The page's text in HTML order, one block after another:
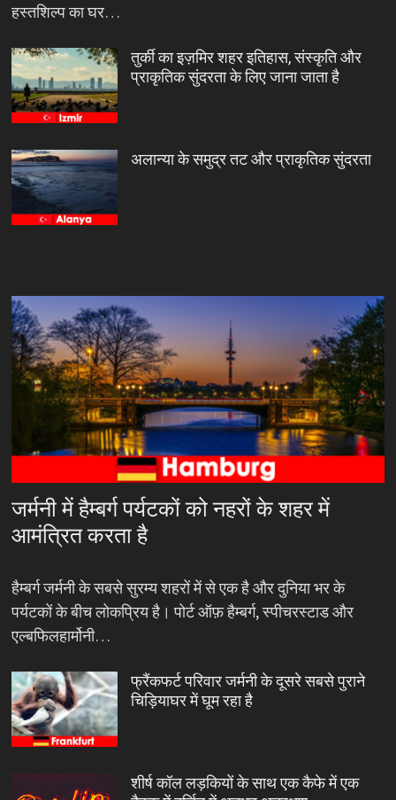
हस्तशिल्प का घर…
तुर्की का इज़मिर शहर इतिहास, संस्कृति और
प्राकृतिक सुंदरता के लिए जाना जाता है
अलान्या के समुद्र तट और प्राकृतिक सुंदरता
जर्मनी में हैम्बर्ग पर्यटकों को नहरों के शहर में
आमंत्रित करता है
हैम्बर्ग जर्मनी के सबसे सुरम्य शहरों में से एक है और दुनिया भर के
पर्यटकों के बीच लोकप्रिय है। पोर्ट ऑफ़ हैम्बर्ग, स्पीचरस्टाड और
एल्बफिलहार्मोनी…
फ्रैंकफर्ट परिवार जर्मनी के दूसरे सबसे पुराने
चिड़ियाघर में घूम रहा है
शीर्ष कॉल लड़कियों के साथ एक कैफे में एक